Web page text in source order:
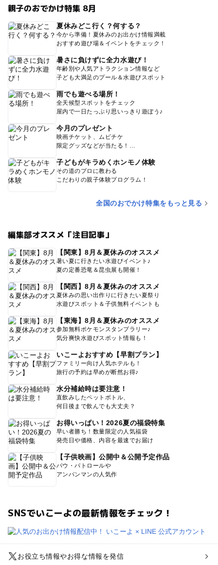
北千住
竹ノ塚・西新井・梅島
親子のおでかけ特集 8月
夏休みどこ行く？何する？
今から準備！夏休みのお出かけ情報満載
おすすめ遊び場＆イベントをチェック！
暑さに負けずに全力水遊び！
年齢別や人気アトラクション情報など
子ども大満足のプール＆水遊びスポット
雨でも遊べる場所！
全天候型スポットをチェック
屋内で一日たっぷり思いっきり遊ぼう♪
今月のプレゼント
映画チケット、ムビチケ
限定グッズなどが当たる！
子どもがキラめくホンモノ体験
その道のプロに教わる
こだわりの親子体験プログラム！
全国のおでかけ特集をもっと見る
編集部オススメ「注目記事」
【関東】8月＆夏休みのオススメ
暑い夏に行きたい水遊びイベント♪
夏の定番恐竜＆昆虫展も開催！
【関西】8月＆夏休みのオススメ
夏休みの思い出作りに行きたい夏祭り
水遊びスポット＆子供無料イベントも
【東海】8月＆夏休みのオススメ
参加無料ポケモンスタンプラリー♪
気分爽快水遊びスポット情報も！
いこーよおすすめ【早割プラン】
ファミリー向け人気ホテルも！
旅行の予約は早めが断然お得♪
水分補給時は要注意！
直飲みしたペットボトル、
何日後まで飲んでも大丈夫？
お得いっぱい！2026夏の福袋特集
早い者勝ち！数量限定の人気福袋
発売日や価格、内容を最速でお届け
【子供映画】公開中＆公開予定作品
パウ・パトロールや
アンパンマンの人気作
SNSでいこーよの最新情報をチェック！
お役立ち情報やお得な情報を発信